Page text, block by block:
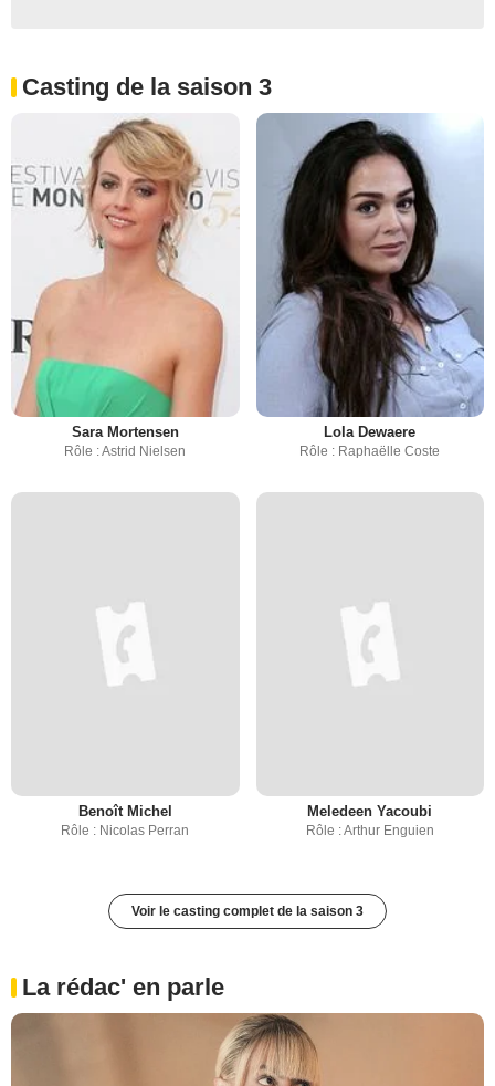
Casting de la saison 3
Sara Mortensen
Rôle : Astrid Nielsen
Lola Dewaere
Rôle : Raphaëlle Coste
Benoît Michel
Rôle : Nicolas Perran
Meledeen Yacoubi
Rôle : Arthur Enguien
Voir le casting complet de la saison 3
La rédac' en parle